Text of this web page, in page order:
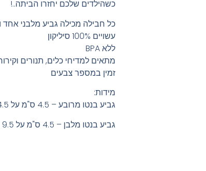
כשהילדים שלכם יחזרו הביתה..!
כל חבילה מכילה גביע מלבני אחד ו-2 גביעים
עשויים 100% סיליקון
ללא BPA
מתאים למדיחי כלים, תנורים
זמין במספר צבעים
מידות:
גביע בנטו מרובע – 4.5 ס"מ על 4.5 ס"מ על 3.5 ס"מ
גביע בנטו מלבן – 4.5 ס"מ על 9.5 ס"מ על 3.5 ס"מ